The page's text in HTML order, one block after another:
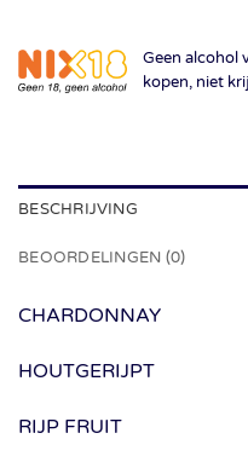
Geen alcohol
kopen, niet
BESCHRIJVING
BEOORDELINGEN (0)
CHARDONNAY
HOUTGERIJPT
RIJP FRUIT